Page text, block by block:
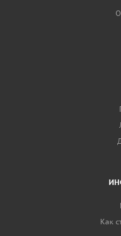
Как